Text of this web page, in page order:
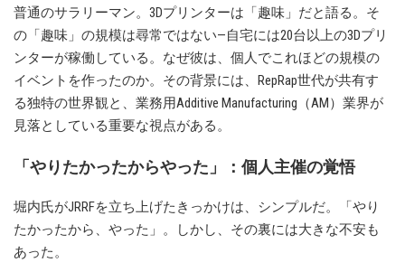
普通のサラリーマン。3Dプリンターは「趣味」だと語る。そ
の「趣味」の規模は尋常ではない—自宅には20台以上の3Dプリ
ンターが稼働している。なぜ彼は、個人でこれほどの規模の
イベントを作ったのか。その背景には、RepRap世代が共有す
る独特の世界観と、業務用Additive Manufacturing（AM）業界が
見落としている重要な視点がある。
「やりたかったからやった」：個人主催の覚悟
堀内氏がJRRFを立ち上げたきっかけは、シンプルだ。「やり
たかったから、やった」。しかし、その裏には大きな不安も
あった。